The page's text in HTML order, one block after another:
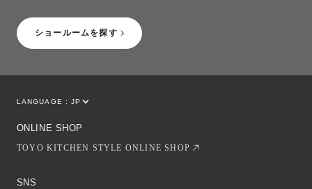
ショールームを探す
LANGUAGE : JP
ONLINE SHOP
TOYO KITCHEN STYLE ONLINE SHOP
SNS